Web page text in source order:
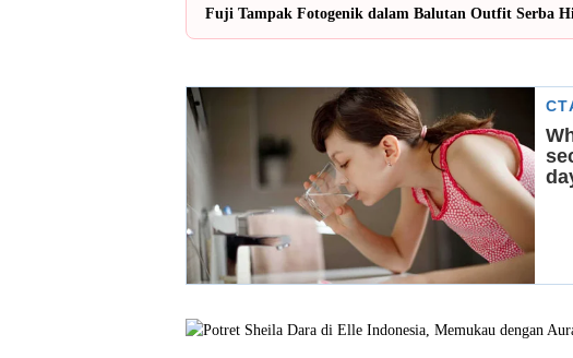
Fuji Tampak Fotogenik dalam Balutan Outfit Serba